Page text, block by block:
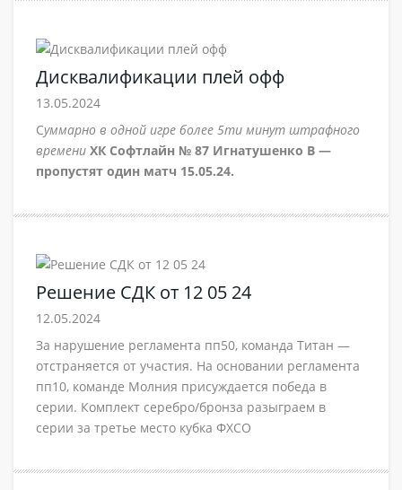
Дисквалификации плей офф
13.05.2024
Суммарно в одной игре более 5ти минут штрафного
времени ХК Софтлайн № 87 Игнатушенко В —
пропустят один матч 15.05.24.
Решение СДК от 12 05 24
12.05.2024
За нарушение регламента пп50, команда Титан —
отстраняется от участия. На основании регламента
пп10, команде Молния присуждается победа в
серии. Комплект серебро/бронза разыграем в
серии за третье место кубка ФХСО